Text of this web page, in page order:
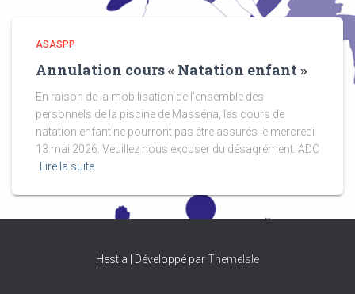
ASASPP
Annulation cours « Natation enfant »
En raison de la mobilisation de l’ensemble des
personnels de la piscine de Masséna, les cours de
natation enfant ne pourront pas être assurés le mercredi
13 mai 2026. Veuillez nous excuser du désagrément. ADC
Lire la suite
Hestia | Développé parThemeIsle